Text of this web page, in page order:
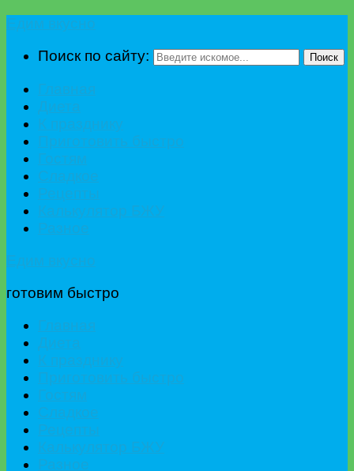
Поиск по сайту:
Поиск
готовим быстро